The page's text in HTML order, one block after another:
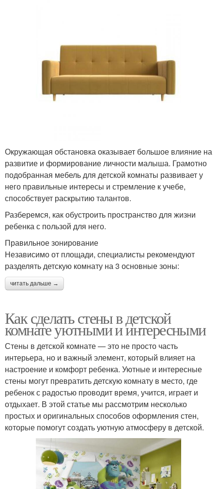
Окружающая обстановка оказывает большое влияние на
развитие и формирование личности малыша. Грамотно
подобранная мебель для детской комнаты развивает у
него правильные интересы и стремление к учебе,
способствует раскрытию талантов.
Разберемся, как обустроить пространство для жизни
ребенка с пользой для него.
Правильное зонирование
Независимо от площади, специалисты рекомендуют
разделять детскую комнату на 3 основные зоны:
читать дальше →
Как сделать стены в детской
комнате уютными и интересными
Стены в детской комнате — это не просто часть
интерьера, но и важный элемент, который влияет на
настроение и комфорт ребенка. Уютные и интересные
стены могут превратить детскую комнату в место, где
ребенок с радостью проводит время, учится, играет и
отдыхает. В этой статье мы рассмотрим несколько
простых и оригинальных способов оформления стен,
которые помогут создать уютную атмосферу в детской.